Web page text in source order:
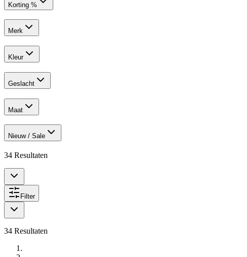
Korting %
Merk
Kleur
Geslacht
Maat
Nieuw / Sale
34 Resultaten
Filter
34 Resultaten